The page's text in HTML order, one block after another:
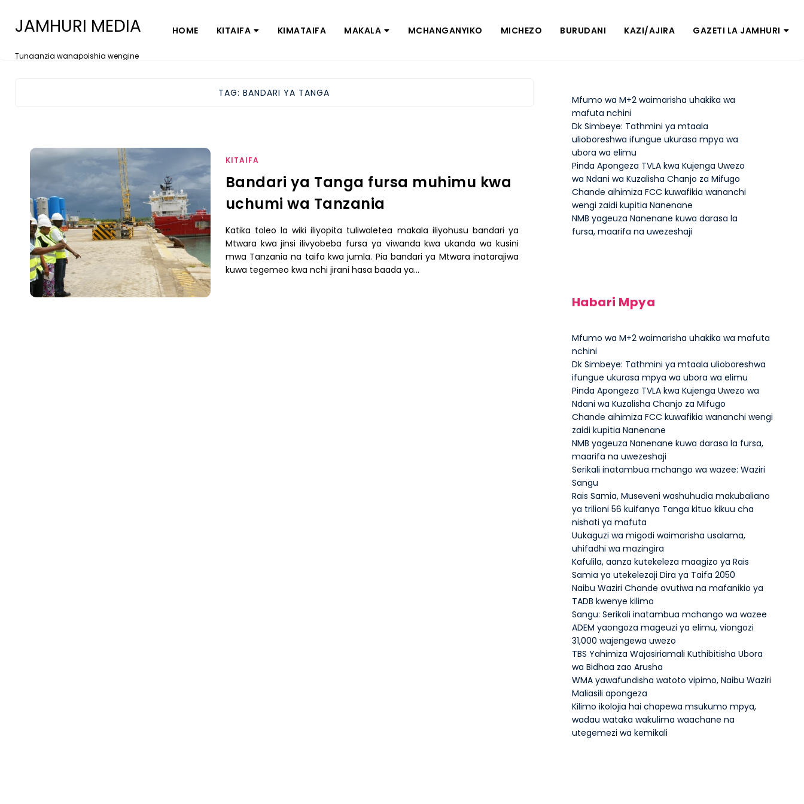
JAMHURI MEDIA
Tunaanzia wanapoishia wengine
HOME KITAIFA KIMATAIFA MAKALA MCHANGANYIKO MICHEZO BURUDANI KAZI/AJIRA GAZETI LA JAMHURI
TAG:BANDARI YA TANGA
KITAIFA
Bandari ya Tanga fursa muhimu kwa
uchumi wa Tanzania
Katika toleo la wiki iliyopita tuliwaletea makala iliyohusu bandari ya
Mtwara kwa jinsi ilivyobeba fursa ya viwanda kwa ukanda wa kusini
mwa Tanzania na taifa kwa jumla. Pia bandari ya Mtwara inatarajiwa
kuwa tegemeo kwa nchi jirani hasa baada ya…
Mfumo wa M+2 waimarisha uhakika wa
mafuta nchini
Dk Simbeye: Tathmini ya mtaala
ulioboreshwa ifungue ukurasa mpya wa
ubora wa elimu
Pinda Apongeza TVLA kwa Kujenga Uwezo
wa Ndani wa Kuzalisha Chanjo za Mifugo
Chande aihimiza FCC kuwafikia wananchi
wengi zaidi kupitia Nanenane
NMB yageuza Nanenane kuwa darasa la
fursa, maarifa na uwezeshaji
Habari Mpya
Mfumo wa M+2 waimarisha uhakika wa mafuta
nchini
Dk Simbeye: Tathmini ya mtaala ulioboreshwa
ifungue ukurasa mpya wa ubora wa elimu
Pinda Apongeza TVLA kwa Kujenga Uwezo wa
Ndani wa Kuzalisha Chanjo za Mifugo
Chande aihimiza FCC kuwafikia wananchi wengi
zaidi kupitia Nanenane
NMB yageuza Nanenane kuwa darasa la fursa,
maarifa na uwezeshaji
Serikali inatambua mchango wa wazee: Waziri
Sangu
Rais Samia, Museveni washuhudia makubaliano
ya trilioni 56 kuifanya Tanga kituo kikuu cha
nishati ya mafuta
Uukaguzi wa migodi waimarisha usalama,
uhifadhi wa mazingira
Kafulila, aanza kutekeleza maagizo ya Rais
Samia ya utekelezaji Dira ya Taifa 2050
Naibu Waziri Chande avutiwa na mafanikio ya
TADB kwenye kilimo
Sangu: Serikali inatambua mchango wa wazee
ADEM yaongoza mageuzi ya elimu, viongozi
31,000 wajengewa uwezo
TBS Yahimiza Wajasiriamali Kuthibitisha Ubora
wa Bidhaa zao Arusha
WMA yawafundisha watoto vipimo, Naibu Waziri
Maliasili apongeza
Kilimo ikolojia hai chapewa msukumo mpya,
wadau wataka wakulima waachane na
utegemezi wa kemikali